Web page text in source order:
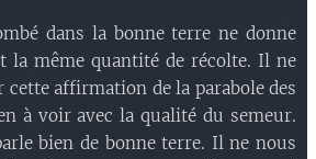
dans la bonne terre ne donne
la même quantité de récolte. Il ne
cette affirmation de la parabole des
à voir avec la qualité du semeur.
bien de bonne terre. Il ne nous